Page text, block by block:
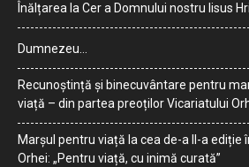
Înălțarea la Cer a Domnului nostru Iisus
Dumnezeu…
Recunoștință și binecuvântare pentru
viață – din partea preoților Vicariatului
Marșul pentru viață la cea de-a II-a ediție
Orhei: „Pentru viață, cu inimă curată”